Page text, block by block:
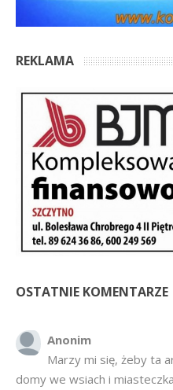
REKLAMA
OSTATNIE KOMENTARZE
Anonim
Marzy mi się, żeby ta
domy we wsiach i